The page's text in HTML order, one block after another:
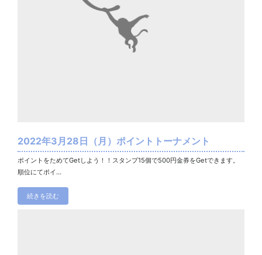
2022年3月28日（月）ポイントトーナメント
ポイントをためてGetしよう！！スタンプ15個で500円金券をGetできます。
順位にてポイ...
続きを読む